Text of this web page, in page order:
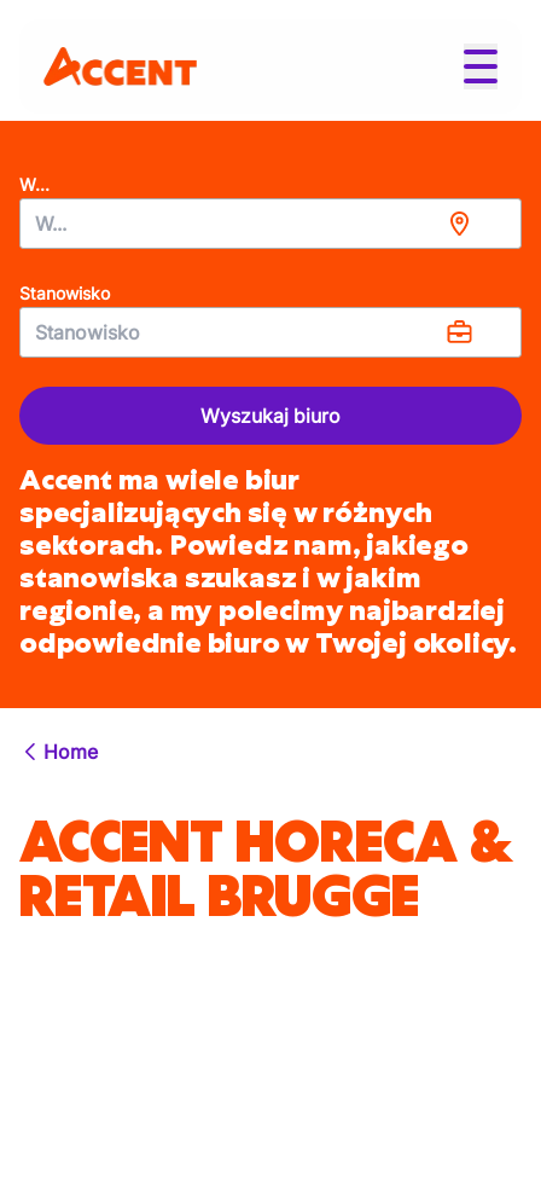
W...
Stanowisko
Wyszukaj biuro
Accent ma wiele biur
specjalizujących się w różnych
sektorach. Powiedz nam, jakiego
stanowiska szukasz i w jakim
regionie, a my polecimy najbardziej
odpowiednie biuro w Twojej okolicy.
Home
ACCENT HORECA &
RETAIL BRUGGE